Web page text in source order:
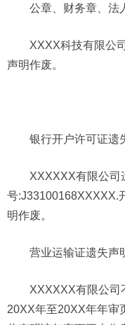
公章、财务章、法
XXXX科技有限公
声明作废。
银行开户许可证遗
XXXXXX有限公司
号:J33100168XXXXX.
明作废。
营业运输证遗失声
XXXXXX有限公司
20XX年至20XX年年审